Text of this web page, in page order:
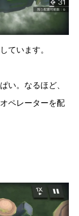
ています。
い。なるほど、
ペレーターを配